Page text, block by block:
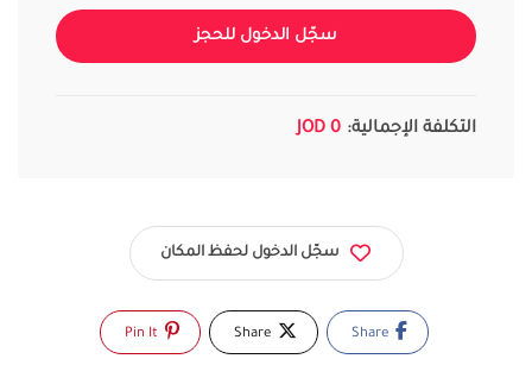
سجّل الدخول للحجز
التكلفة الإجمالية: 0 JOD
سجّل الدخول لحفظ المكان